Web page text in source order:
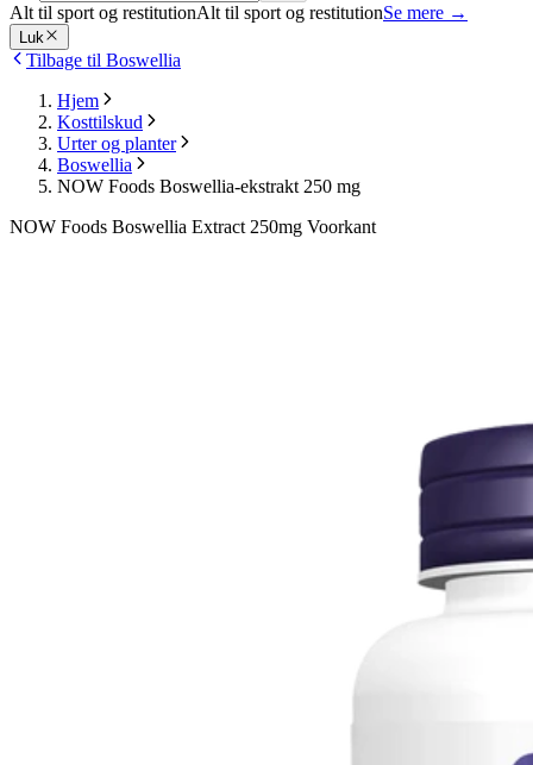
Alt til sport og restitutionAlt til sport og restitutionSe mere →
Luk
Tilbage til Boswellia
Hjem
Kosttilskud
Urter og planter
Boswellia
NOW Foods Boswellia-ekstrakt 250 mg
NOW Foods Boswellia Extract 250mg Voorkant